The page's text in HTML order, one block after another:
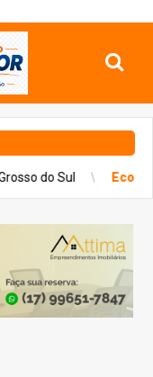
Economia Dia